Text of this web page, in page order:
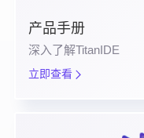
产品手册
深入了解TitanIDE
立即查看